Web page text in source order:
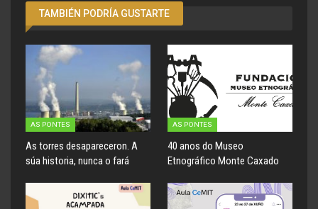
TAMBIÉN PODRÍA GUSTARTE
AS PONTES
As torres desapareceron. A
súa historia, nunca o fará
AS PONTES
40 anos do Museo
Etnográfico Monte Caxado